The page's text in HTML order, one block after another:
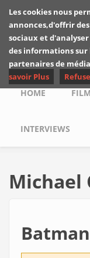
Skip to main content
Main
HOME
INTERVIEWS
Michael
Les cookies nous
annonces,d'offrir
sociaux et
des informations
partenaires de
savoir Plus